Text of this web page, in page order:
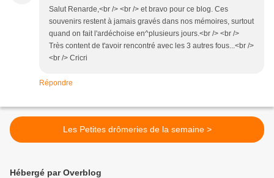
Salut Renarde,<br /> <br /> et bravo pour ce blog. Ces
souvenirs restent à jamais gravés dans nos mémoires, surtout
quand on fait l'ardéchoise en^plusieurs jours.<br /> <br />
Très content de t'avoir rencontré avec les 3 autres fous...<br />
<br /> Cricri
Répondre
Les Petites drômeries de la semaine >
Hébergé par Overblog